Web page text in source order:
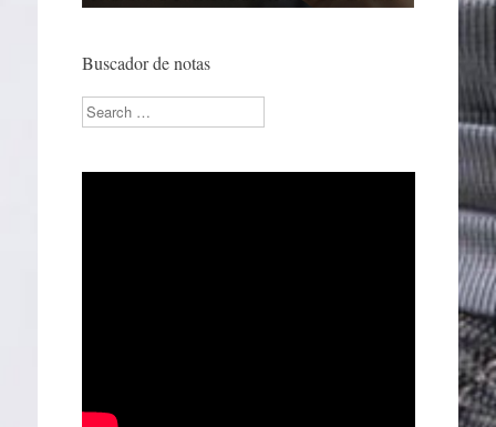
Buscador de notas
Search